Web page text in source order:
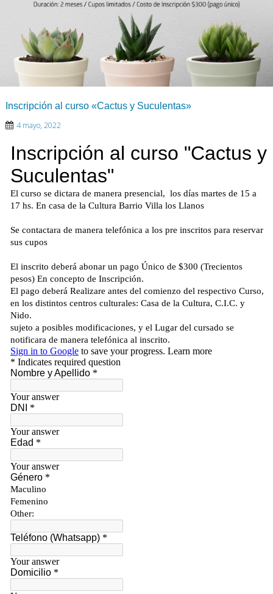
Inscripción al curso «Cactus y Suculentas»
4 mayo, 2022